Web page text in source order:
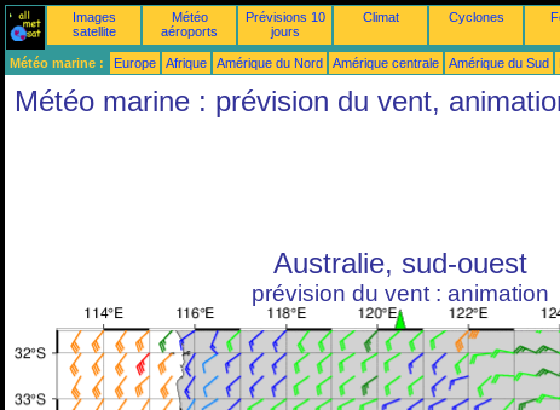
Images
satellite
Météo
aéroports
Prévisions 10
jours
Climat Cyclones
Météo marine : Europe Afrique Amérique du Nord Amérique centrale Amérique du Sud
Météo marine : prévision du vent,
Australie, sud-ouest
prévision du vent : animation